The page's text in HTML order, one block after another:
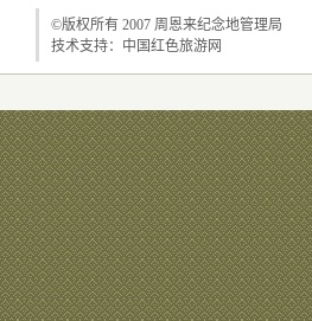
©版权所有 2007 周恩来纪念地管理局
技术支持： 中国红色旅游网